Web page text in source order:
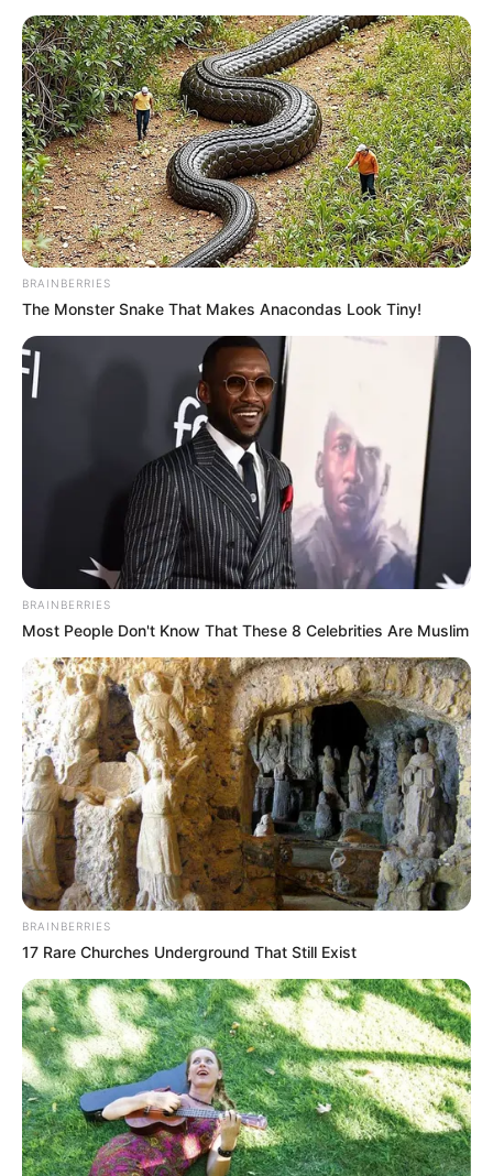
Sofía Botero es una persona que muestra ungran interés
por las artes y los animales, lo cual se ve reflejado en sus
perfiles en redes sociales, donde comparte momentos
especiales con sus mascotas, especialmente con sus
gatos.
Su compromiso con cada tarea que emprende ha sido
fundamental para contribuir al bienestar social. Esto se
respalda en susólida formación académica y en su
amplia experiencia profesional,en Comunicación Social
Sofía se destaca por su pasión y determinación ante los
desafíos. Siempre se esfuerza al máximo para lograr
resultados sobresalientes. Sus principios y su creatividad
la han llevado a liderar varios proyectos empresariales y a
participar activamente en actividades de voluntariado.
Además, es reconocida por su generosidad y altruismo.
COMPARTIR
TEMAS RELACIONADOS
BOGOTÁ
MISS UNIVERSE COLOMBIA
MISS UNIVERSO
MANTÉNGASE EN ALERTA
Tenemos todas las noticias que le
favor, active las notificaciones de Alerta.
ACTIVAR AHORA
TEMAS DESTACADOS
BRAINBERRIES
The Monster Snake That Makes Anacondas Look Tiny!
BRAINBERRIES
Most People Don't Know That These 8 Celebrities Are Muslim
BRAINBERRIES
17 Rare Churches Underground That Still Exist